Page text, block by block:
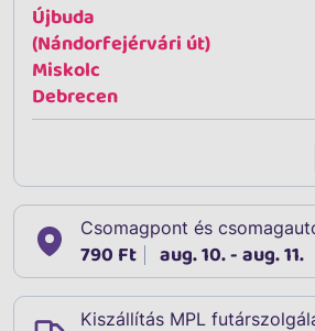
Újbuda
(Nándorfejérvári út)
Miskolc
Debrecen
Csomagpont és
790 Ft aug. 10. - aug. 11.
Kiszállítás MPL